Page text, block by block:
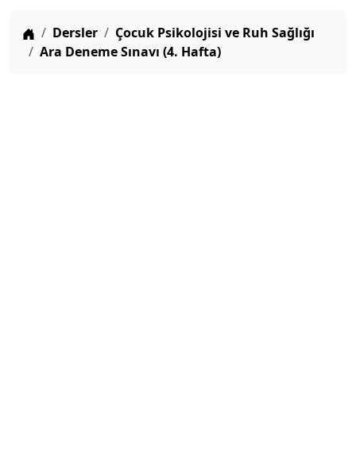
Anasayfa
Dersler
Çocuk Psikolojisi ve Ruh Sağlığı
Ara Deneme Sınavı (4. Hafta)